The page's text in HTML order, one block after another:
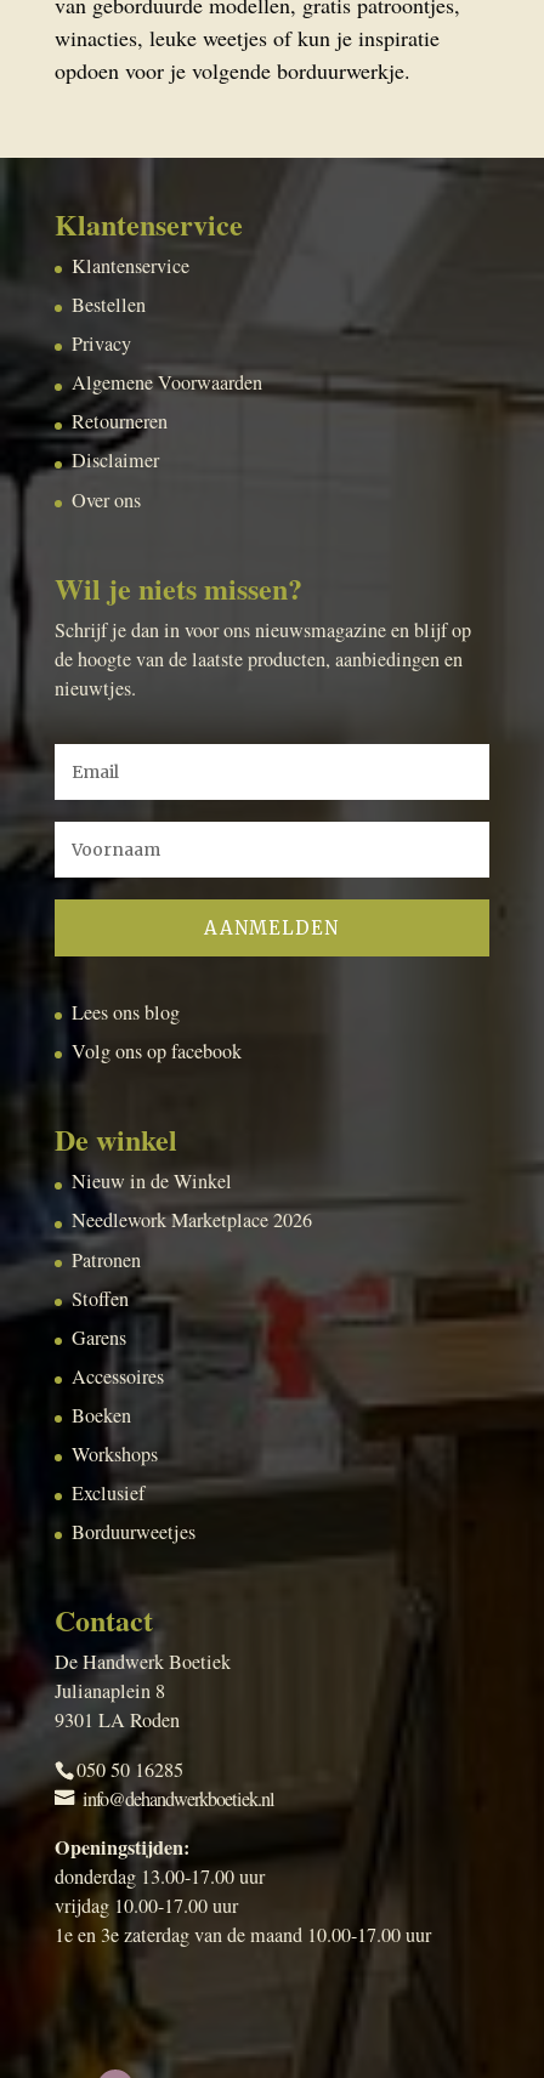
winacties, leuke weetjes of kun je inspiratie
opdoen voor je volgende borduurwerkje.
Klantenservice
Klantenservice
Bestellen
Privacy
Algemene Voorwaarden
Retourneren
Disclaimer
Over ons
Wil je niets missen?
Schrijf je dan in voor ons nieuwsmagazine en blijf op
de hoogte van de laatste producten, aanbiedingen en
nieuwtjes.
Lees ons blog
Volg ons op facebook
De winkel
Nieuw in de Winkel
Needlework Marketplace 2026
Patronen
Stoffen
Garens
Accessoires
Boeken
Workshops
Exclusief
Borduurweetjes
Contact
De Handwerk Boetiek
Julianaplein 8
9301 LA Roden
050 50 16285
info@dehandwerkboetiek.nl
Openingstijden:
donderdag 13.00-17.00 uur
vrijdag 10.00-17.00 uur
1e en 3e zaterdag van de maand 10.00-17.00 uur